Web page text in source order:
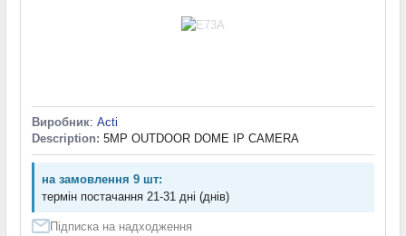
Виробник: Acti
Description: 5MP OUTDOOR DOME IP CAMERA
на замовлення 9 шт:
термін постачання 21-31 дні (днів)
Підписка на надходження